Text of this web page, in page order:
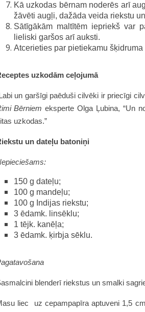
Kā uzkodas bērnam noderēs arī
žāvēti augļi, dažāda veida riekstu
Sātīgākām maltītēm iepriekš var
lieliski garšos arī auksti.
Atcerieties par pietiekamu
uzkodām ceļojumā
un garšīgi paēduši cilvēki ir priecīgi
Bērniem eksperte Olga Ļubina, “Un
uzkodas.”
un dateļu batoniņi
150 g dateļu;
100 g mandeļu;
100 g Indijas riekstu;
3 ēdamk. linsēklu;
1 tējk. kanēļa;
3 ēdamk. ķirbja sēklu.
blenderī riekstus un smalki
liec uz cepampapīra aptuveni 1,5